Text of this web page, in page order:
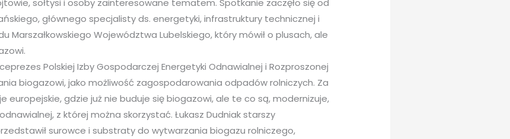
sołtysi i osoby zainteresowane tematem. Spotkanie zaczęło się od
głównego specjalisty ds. energetyki, infrastruktury technicznej i
Marszałkowskiego Województwa Lubelskiego, który mówił o plusach, ale
Polskiej Izby Gospodarczej Energetyki Odnawialnej i Rozproszonej
biogazowi, jako możliwość zagospodarowania odpadów rolniczych. Za
europejskie, gdzie już nie buduje się biogazowi, ale te co są, modernizuje,
z której można skorzystać. Łukasz Dudniak starszy
surowce i substraty do wytwarzania biogazu rolniczego,